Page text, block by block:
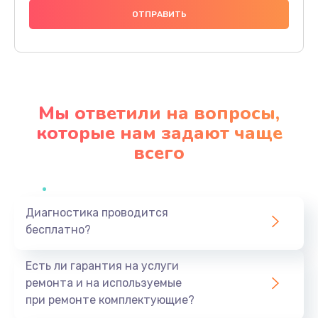
1000 руб.
Заказать
Профилактическая чистка
Заказать
Мы ответили на вопросы,
которые нам задают чаще
всего
Диагностика проводится
бесплатно?
Есть ли гарантия на услуги
ремонта и на используемые
при ремонте комплектующие?